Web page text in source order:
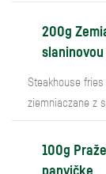
200g
Steakhouse
ziemniaczane z
100g
panvičke